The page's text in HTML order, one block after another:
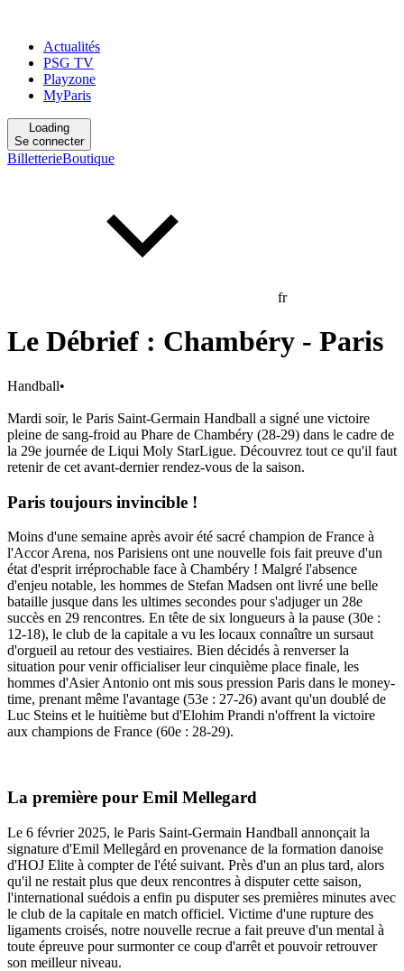
Actualités
PSG TV
Playzone
MyParis
Loading
Se connecter
BilletterieBoutique
fr
Le Débrief : Chambéry - Paris
Handball•
Mardi soir, le Paris Saint-Germain Handball a signé une victoire
pleine de sang-froid au Phare de Chambéry (28-29) dans le cadre de
la 29e journée de Liqui Moly StarLigue. Découvrez tout ce qu'il faut
retenir de cet avant-dernier rendez-vous de la saison.
Paris toujours invincible !
Moins d'une semaine après avoir été sacré champion de France à
l'Accor Arena, nos Parisiens ont une nouvelle fois fait preuve d'un
état d'esprit irréprochable face à Chambéry ! Malgré l'absence
d'enjeu notable, les hommes de Stefan Madsen ont livré une belle
bataille jusque dans les ultimes secondes pour s'adjuger un 28e
succès en 29 rencontres. En tête de six longueurs à la pause (30e :
12-18), le club de la capitale a vu les locaux connaître un sursaut
d'orgueil au retour des vestiaires. Bien décidés à renverser la
situation pour venir officialiser leur cinquième place finale, les
hommes d'Asier Antonio ont mis sous pression Paris dans le money-
time, prenant même l'avantage (53e : 27-26) avant qu'un doublé de
Luc Steins et le huitième but d'Elohim Prandi n'offrent la victoire
aux champions de France (60e : 28-29).
La première pour Emil Mellegard
Le 6 février 2025, le Paris Saint-Germain Handball annonçait la
signature d'Emil Mellegård en provenance de la formation danoise
d'HOJ Elite à compter de l'été suivant. Près d'un an plus tard, alors
qu'il ne restait plus que deux rencontres à disputer cette saison,
l'international suédois a enfin pu disputer ses premières minutes avec
le club de la capitale en match officiel. Victime d'une rupture des
ligaments croisés, notre nouvelle recrue a fait preuve d'un mental à
toute épreuve pour surmonter ce coup d'arrêt et pouvoir retrouver
son meilleur niveau.